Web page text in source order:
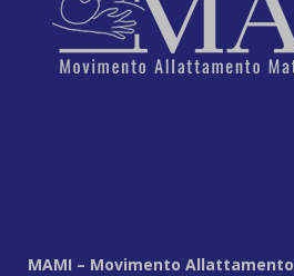
MAMI – Movimento